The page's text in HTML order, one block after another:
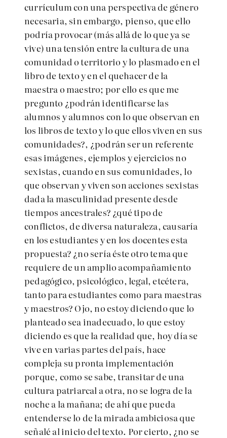
currículum con una perspectiva de género
necesaria, sin embargo, pienso, que ello
podría provocar (más allá de lo que ya se
vive) una tensión entre la cultura de una
comunidad o territorio y lo plasmado en el
libro de texto y en el quehacer de la
maestra o maestro; por ello es que me
pregunto ¿podrán identificarse las
alumnos y alumnos con lo que observan en
los libros de texto y lo que ellos viven en sus
comunidades?, ¿podrán ser un referente
esas imágenes, ejemplos y ejercicios no
sexistas, cuando en sus comunidades, lo
que observan y viven son acciones sexistas
dada la masculinidad presente desde
tiempos ancestrales? ¿qué tipo de
conflictos, de diversa naturaleza, causaría
en los estudiantes y en los docentes esta
propuesta? ¿no sería éste otro tema que
requiere de un amplio acompañamiento
pedagógico, psicológico, legal, etcétera,
tanto para estudiantes como para maestras
y maestros? Ojo, no estoy diciendo que lo
planteado sea inadecuado, lo que estoy
diciendo es que la realidad que, hoy día se
vive en varias partes del país, hace
compleja su pronta implementación
porque, como se sabe, transitar de una
cultura patriarcal a otra, no se logra de la
noche a la mañana; de ahí que pueda
entenderse lo de la mirada ambiciosa que
señalé al inicio del texto. Por cierto, ¿no se